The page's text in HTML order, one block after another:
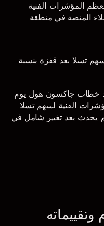
المؤشرات الفنية
المنصة في منطقة
تسلا بعد قفزة بنسبة
خطاب جاكسون هول يوم
الفنية لسهم تسلا
يحدث بعد تغيير شامل في
أو الأسبوعي.